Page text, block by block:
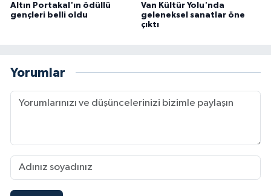
Altın Portakal'ın ödüllü
gençleri belli oldu
Van Kültür Yolu'nda
geleneksel sanatlar öne
çıktı
Yorumlar